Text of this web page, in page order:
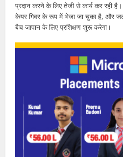
प्रदान करने के लिए तेजी से कार्य कर रही
केयर गिवर के रूप में भेजा जा चुका है, और
बैच जापान के लिए प्रशिक्षण शुरू करेगा।